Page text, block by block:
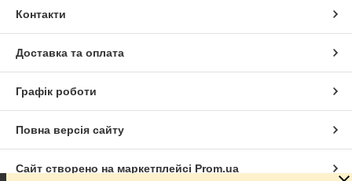
Контакти
Доставка та оплата
Графік роботи
Повна версія сайту
Сайт створено на маркетплейсі Prom.ua